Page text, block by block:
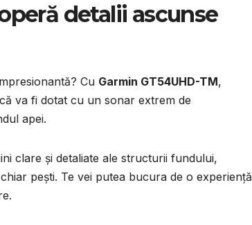
detalii ascunse
Cu Garmin GT54UHD-TM,
va fi dotat cu un sonar extrem de
apei.
clare și detaliate ale structurii fundului,
pești. Te vei putea bucura de o experiență